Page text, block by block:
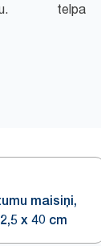
telpa
maisiņi,
x 40 cm